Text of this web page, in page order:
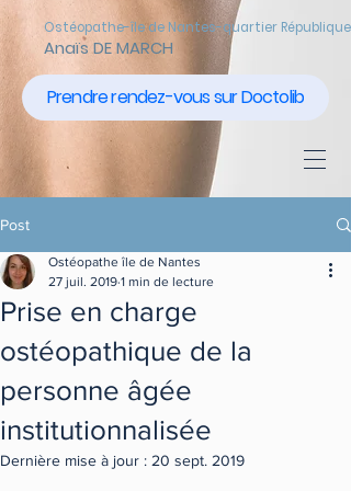
Anaïs DE MARCH
Ostéopathe-île de Nantes-quartier République
Prendre rendez-vous sur Doctolib
Post
Prise en charge
ostéopathique de la
personne âgée
institutionnalisée
Ostéopathe île de Nantes
27 juil. 2019 1 min de lecture
Dernière mise à jour : 20 sept. 2019